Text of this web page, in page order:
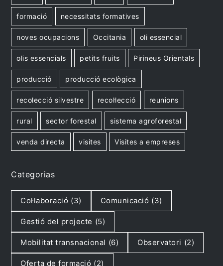
formació necessitats formatives
noves ocupacions Occitania oli essencial
olis essencials petits fruits Pirineus Orientals
producció producció ecològica
recolecció silvestre recol·lecció reunions
rural sector forestal sistema agroforestal
venda directa visites Visites a empreses
Categorias
Col·laboració (3) Comunicació (3)
Gestió del projecte (5)
Mobilitat transnacional (6) Observatori (2)
Oferta de formació (2)